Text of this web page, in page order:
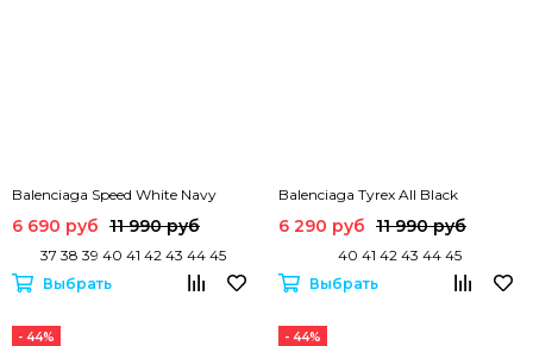
Balenciaga Speed White Navy
6 690 руб 11 990 руб
37 38 39 40 41 42 43 44 45
Выбрать
Balenciaga Tyrex All Black
6 290 руб 11 990 руб
40 41 42 43 44 45
Выбрать
- 44% - 44%